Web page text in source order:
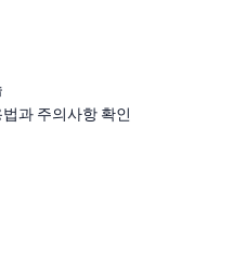
과 주의사항 확인